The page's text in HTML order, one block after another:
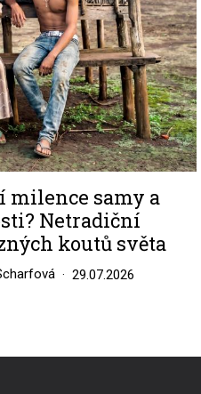
samy a
Netradiční
koutů světa
29.07.2026